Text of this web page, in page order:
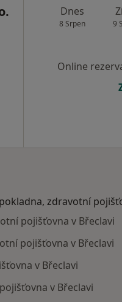
Dnes
8 Srpen 9
Online
zdravotní
pojišťovna v Břeclavi
pojišťovna v Břeclavi
v Břeclavi
v Břeclavi